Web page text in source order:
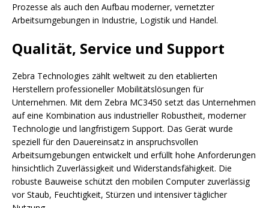
Prozesse als auch den Aufbau moderner, vernetzter
Arbeitsumgebungen in Industrie, Logistik und Handel.
Qualität, Service und Support
Zebra Technologies zählt weltweit zu den etablierten
Herstellern professioneller Mobilitätslösungen für
Unternehmen. Mit dem Zebra MC3450 setzt das Unternehmen
auf eine Kombination aus industrieller Robustheit, moderner
Technologie und langfristigem Support. Das Gerät wurde
speziell für den Dauereinsatz in anspruchsvollen
Arbeitsumgebungen entwickelt und erfüllt hohe Anforderungen
hinsichtlich Zuverlässigkeit und Widerstandsfähigkeit. Die
robuste Bauweise schützt den mobilen Computer zuverlässig
vor Staub, Feuchtigkeit, Stürzen und intensiver täglicher